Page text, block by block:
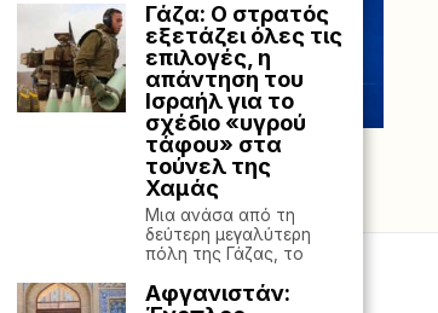
Γάζα: Ο στρατός
εξετάζει όλες τις
επιλογές, η
απάντηση του
Ισραήλ για το
σχέδιο «υγρού
τάφου» στα
τούνελ της
Χαμάς
Μια ανάσα από τη
δεύτερη μεγαλύτερη
πόλη της Γάζας, το
Αφγανιστάν: